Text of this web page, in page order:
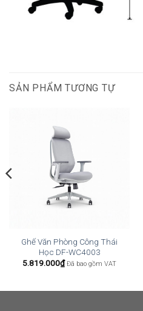
SẢN PHẨM TƯƠNG TỰ
Ghế Văn Phòng Công Thái
Học DF-WC4003
5.819.000₫ Đã bao gồm VAT